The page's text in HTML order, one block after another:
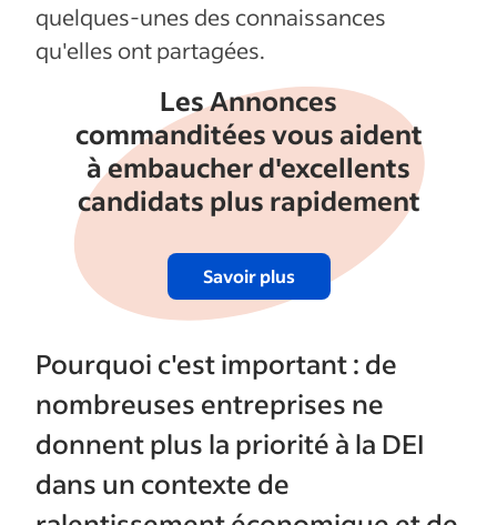
quelques-unes des connaissances
qu'elles ont partagées.
Les Annonces
commanditées vous aident
à embaucher d'excellents
candidats plus rapidement
Savoir plus
Pourquoi c'est important : de
nombreuses entreprises ne
donnent plus la priorité à la DEI
dans un contexte de